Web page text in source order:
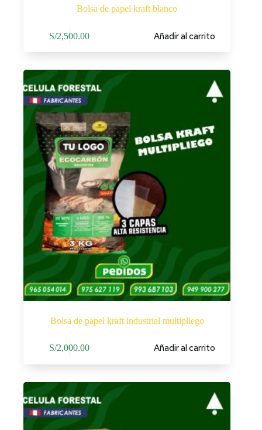
Bolsa de papel kraft blanco
S/2,500.00 Añadir al carrito
Bolsa de papel kraft industrial multipliego
S/2,000.00 Añadir al carrito